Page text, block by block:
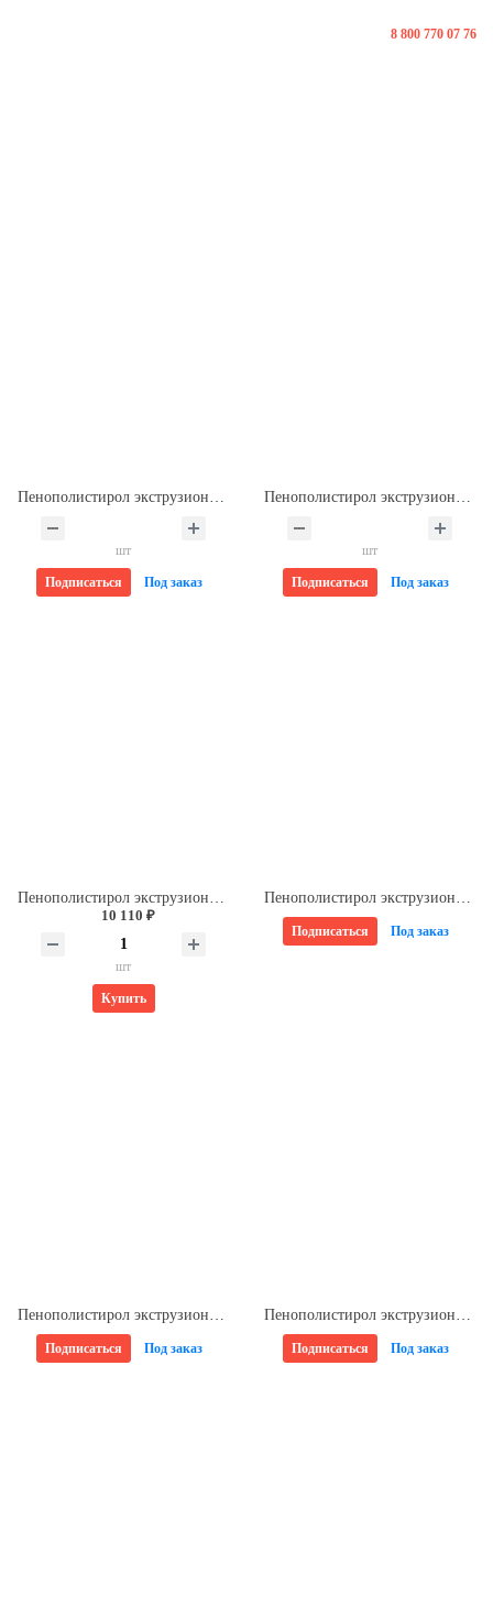
8 800 770 07 76
шт
Подписаться Под заказ
шт
Подписаться Под заказ
Пенополистирол экструзионный 50*585*1185мм ОСНОВА ПЕНОПЛЭКС (8шт/уп)
10 110 ₽
шт
Купить
Пенополистирол экструзионный 20*600*1200мм CARBON ECO ТЕХНОНИКОЛЬ (20шт/уп)
Подписаться Под заказ
Пенополистирол экструзионный 60*580*1180мм CARBON PROF L-кромка ТЕХНОНИКОЛЬ (7шт/уп)
Подписаться Под заказ
Пенополистирол экструзионный 30*585*1185мм КОМФОРТ ПЕНОПЛЭКС (13шт/уп)
Подписаться Под заказ